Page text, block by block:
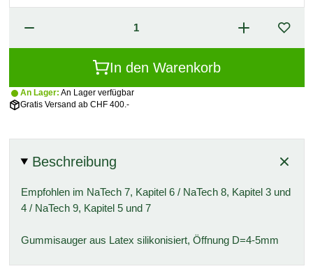
In den Warenkorb
An Lager: An Lager verfügbar
Gratis Versand ab CHF 400.-
Beschreibung
Empfohlen im NaTech 7, Kapitel 6 / NaTech 8, Kapitel 3 und
4 / NaTech 9, Kapitel 5 und 7
Gummisauger aus Latex silikonisiert, Öffnung D=4-5mm